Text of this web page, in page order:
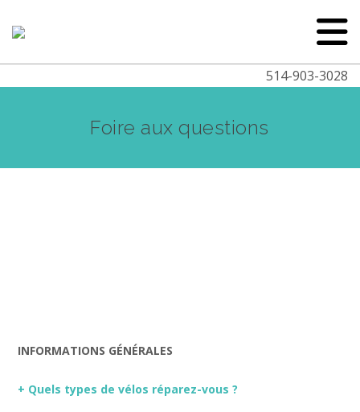
514-903-3028
Foire aux questions
INFORMATIONS GÉNÉRALES
+ Quels types de vélos réparez-vous ?